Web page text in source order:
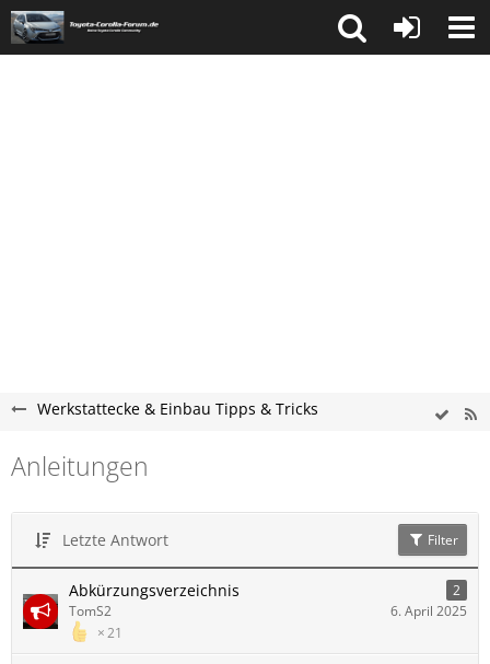
Werkstattecke & Einbau Tipps & Tricks
Anleitungen
Letzte Antwort Filter
Abkürzungsverzeichnis 2
21
TomS2 6. April 2025